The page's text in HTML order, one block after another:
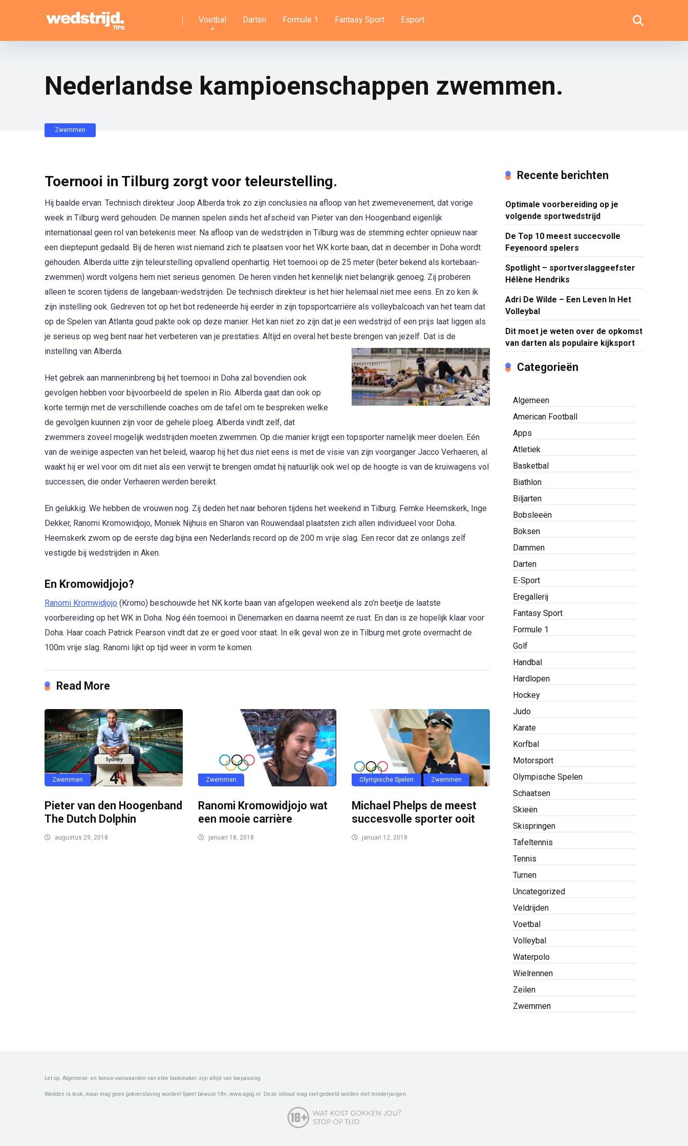
Voetbal Darten Formule 1 Fantasy Sport Esport
Nederlandse kampioenschappen zwemmen.
Zwemmen
Toernooi in Tilburg zorgt voor teleurstelling.
Hij baalde ervan. Technisch direkteur Joop Alberda trok zo zijn conclusies na afloop van het zwemevenement, dat vorige
week in Tilburg werd gehouden. De mannen spelen sinds het afscheid van Pieter van den Hoogenband eigenlijk
internationaal geen rol van betekenis meer. Na afloop van de wedstrijden in Tilburg was de stemming echter opnieuw naar
een dieptepunt gedaald. Bij de heren wist niemand zich te plaatsen voor het WK korte baan, dat in december in Doha wordt
gehouden. Alberda uitte zijn teleurstelling opvallend openhartig. Het toernooi op de 25 meter (beter bekend als kortebaan-
zwemmen) wordt volgens hem niet serieus genomen. De heren vinden het kennelijk niet belangrijk genoeg. Zij proberen
alleen te scoren tijdens de langebaan-wedstrijden. De technisch direkteur is het hier helemaal niet mee eens. En zo ken ik
zijn instelling ook. Gedreven tot op het bot redeneerde hij eerder in zijn topsportcarriëre als volleybalcoach van het team dat
op de Spelen van Atlanta goud pakte ook op deze manier. Het kan niet zo zijn dat je een wedstrijd of een prijs laat liggen als
je serieus op weg bent naar het verbeteren van je prestaties. Altijd en overal het beste brengen van jezelf. Dat is de
instelling van Alberda.
Het gebrek aan manneninbreng bij het toernooi in Doha zal bovendien ook
gevolgen hebben voor bijvoorbeeld de spelen in Rio. Alberda gaat dan ook op
korte termijn met de verschillende coaches om de tafel om te bespreken welke
de gevolgen kuunnen zijn voor de gehele ploeg. Alberda vindt zelf, dat
zwemmers zoveel mogelijk wedstrijden moeten zwemmen. Op die manier krijgt een topsporter namelijk meer doelen. Eén
van de weinige aspecten van het beleid, waarop hij het dus niet eens is met de visie van zijn voorganger Jacco Verhaeren, al
waakt hij er wel voor om dit niet als een verwijt te brengen omdat hij natuurlijk ook wel op de hoogte is van de kruiwagens vol
successen, die onder Verhaeren werden bereikt.
En gelukkig. We hebben de vrouwen nog. Zij deden het naar behoren tijdens het weekend in Tilburg. Femke Heemskerk, Inge
Dekker, Ranomi Kromowidjojo, Moniek Nijhuis en Sharon van Rouwendaal plaatsten zich allen individueel voor Doha.
Heemskerk zwom op de eerste dag bijna een Nederlands record op de 200 m vrije slag. Een recor dat ze onlangs zelf
vestigde bij wedstrijden in Aken.
En Kromowidjojo?
Ranomi Kromwidjojo (Kromo) beschouwde het NK korte baan van afgelopen weekend als zo’n beetje de laatste
voorbereiding op het WK in Doha. Nog één toernooi in Denemarken en daarna neemt ze rust. En dan is ze hopelijk klaar voor
Doha. Haar coach Patrick Pearson vindt dat ze er goed voor staat. In elk geval won ze in Tilburg met grote overmacht de
100m vrije slag. Ranomi lijkt op tijd weer in vorm te komen.
Read More
Zwemmen
Pieter van den Hoogenband
The Dutch Dolphin
augustus 29, 2018
Zwemmen
Ranomi Kromowidjojo wat
een mooie carrière
januari 18, 2018
Olympische Spelen Zwemmen
Michael Phelps de meest
succesvolle sporter ooit
januari 12, 2018
Recente berichten
Optimale voorbereiding op je
volgende sportwedstrijd
De Top 10 meest succecvolle
Feyenoord spelers
Spotlight – sportverslaggeefster
Hélène Hendriks
Adri De Wilde – Een Leven In Het
Volleybal
Dit moet je weten over de opkomst
van darten als populaire kijksport
Categorieën
Algemeen
American Football
Apps
Atletiek
Basketbal
Biathlon
Biljarten
Bobsleeën
Boksen
Dammen
Darten
E-Sport
Eregallerij
Fantasy Sport
Formule 1
Golf
Handbal
Hardlopen
Hockey
Judo
Karate
Korfbal
Motorsport
Olympische Spelen
Schaatsen
Skieën
Skispringen
Tafeltennis
Tennis
Turnen
Uncategorized
Veldrijden
Voetbal
Volleybal
Waterpolo
Wielrennen
Zeilen
Zwemmen
Let op: Algemene- en bonus-voorwaarden van elke bookmaker zijn altijd van toepassing.
Wedden is leuk, maar mag geen gokverslaving worden! Speel bewust 18+, www.agog.nl. Deze inhoud mag niet gedeeld worden met minderjarigen.